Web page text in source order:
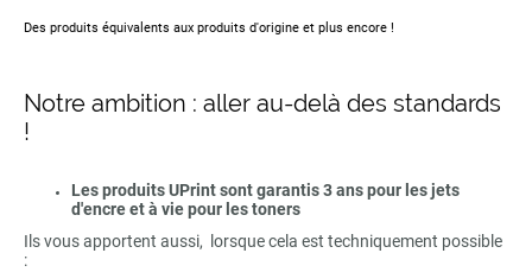
Des produits équivalents aux produits d'origine et plus encore !
Notre ambition : aller au-delà des standards
!
Les produits UPrint sont garantis 3 ans pour les jets
d'encre et à vie pour les toners
Ils vous apportent aussi, lorsque cela est techniquement possible
: